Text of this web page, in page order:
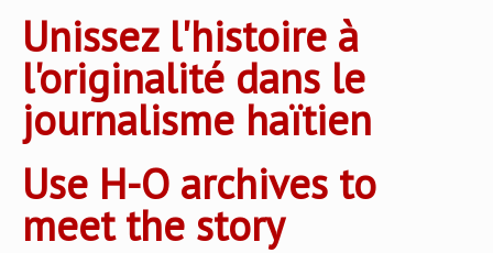
Unissez l'histoire à
l'originalité dans le
journalisme haïtien
Use H-O archives to
meet the story